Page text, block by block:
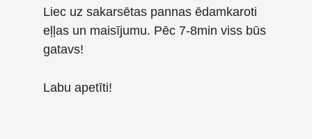
Liec uz sakarsētas pannas ēdamkaroti
eļļas un maisījumu. Pēc 7-8min viss būs
gatavs!
Labu apetīti!